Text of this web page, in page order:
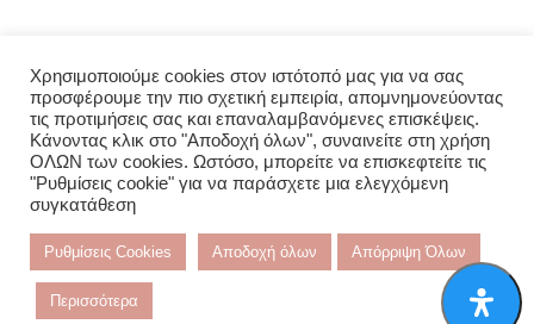
ΣΧΕΤΙΚΆ ΜΕ ΕΜΆΣ
Αρχική
Σχετικά με εμάς
Επικοινωνία
Χρησιμοποιούμε cookies στον ιστότοπό μας για να σας
προσφέρουμε την πιο σχετική εμπειρία, απομνημονεύοντας
τις προτιμήσεις σας και επαναλαμβανόμενες επισκέψεις.
Κάνοντας κλικ στο "Αποδοχή όλων", συναινείτε στη χρήση
ΟΛΩΝ των cookies. Ωστόσο, μπορείτε να επισκεφτείτε τις
"Ρυθμίσεις cookie" για να παράσχετε μια ελεγχόμενη
συγκατάθεση
Ρυθμίσεις Cookies Αποδοχή όλων Απόρριψη Όλων
Περισσότερα